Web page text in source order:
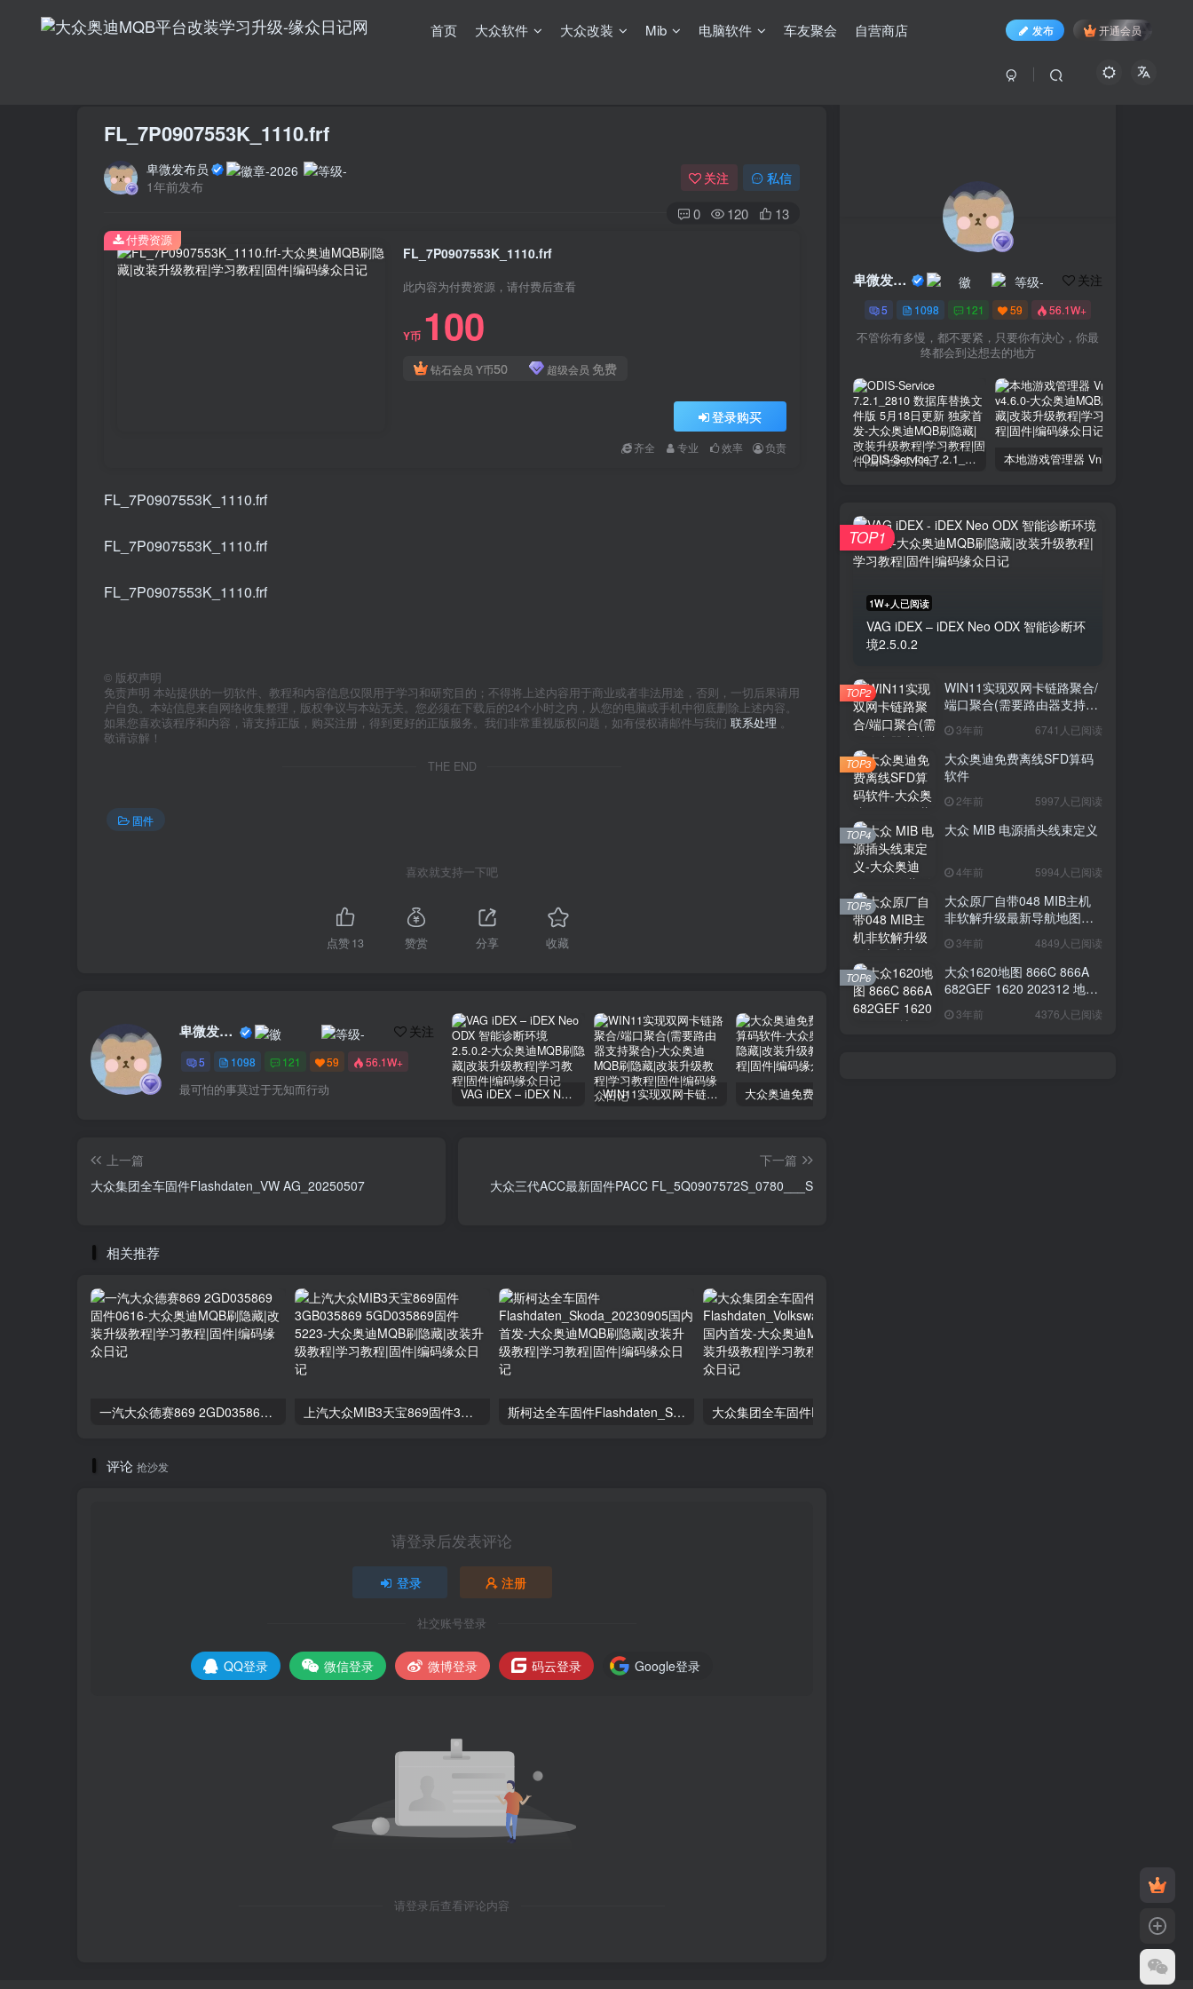
首页 大众软件 大众改装 Mib 电脑软件 车友聚会 自营商店 发布 开通会员
FL_7P0907553K_1110.frf
卑微发布员
1年前发布
关注 私信
0 120 13
FL_7P0907553K_1110.frf
此内容为付费资源，请付费后查看
Y币 100
钻石会员 Y币50 超级会员 免费
登录购买
齐全 专业 效率 负责
付费资源
FL_7P0907553K_1110.frf
FL_7P0907553K_1110.frf
FL_7P0907553K_1110.frf
© 版权声明
免责声明 本站提供的一切软件、教程和内容信息仅限用于学习和研究目的；不得将上述内容用于商业或者非法用途，否则，一切后果请用
户自负。本站信息来自网络收集整理，版权争议与本站无关。您必须在下载后的24个小时之内，从您的电脑或手机中彻底删除上述内容。
如果您喜欢该程序和内容，请支持正版，购买注册，得到更好的正版服务。我们非常重视版权问题，如有侵权请邮件与我们 联系处理 。
敬请谅解！
THE END
固件
喜欢就支持一下吧
点赞13 赞赏 分享 收藏
卑微发布员 关注
5 1098 121 59 56.1W+
最可怕的事莫过于无知而行动 VAG iDEX – iDEX Neo ODX 智能诊断环境2.5.0.2 WIN11实现双网卡链路聚合/端口聚合(需要路由器支持聚合)
上一篇
大众集团全车固件Flashdaten_VW AG_20250507
下一篇
大众三代ACC最新固件PACC FL_5Q0907572S_0780___S
相关推荐
一汽大众德赛869 2GD035869 固件0616 上汽大众MIB3天宝869固件3GB035869 5GD035869固件5223 斯柯达全车固件Flashdaten_Skoda_20230905国内首发
评论 抢沙发
请登录后发表评论
登录 注册
社交账号登录
QQ登录 微信登录 微博登录 码云登录 Google登录
请登录后查看评论内容
卑微发布员 关注
5 1098 121 59 56.1W+
不管你有多慢，都不要紧，只要你有决心，你最
终都会到达想去的地方
ODIS-Service 7.2.1_2810 数据库替换文件版 5月18日更新 独家首发
1W+人已阅读
VAG iDEX – iDEX Neo ODX 智能诊断环
境2.5.0.2
TOP1
WIN11实现双网卡链路聚合/
端口聚合(需要路由器支持聚
3年前 6741人已阅读
TOP2
大众奥迪免费离线SFD算码
软件
2年前 5997人已阅读
TOP3
大众 MIB 电源插头线束定义
4年前 5994人已阅读
TOP4
大众原厂自带048 MIB主机
非软解升级最新导航地图教
3年前 4849人已阅读
TOP5
大众1620地图 866C 866A
682GEF 1620 202312 地图
最新
3年前 4376人已阅读
TOP6